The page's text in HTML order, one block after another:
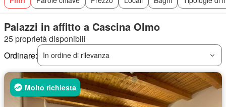
Palazzi in affitto a Cascina Olmo
25 proprietà disponibili
Ordinare:
In ordine di rilevanza
Molto richiesta